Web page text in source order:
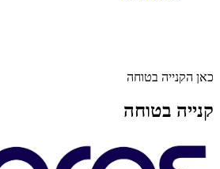
כאן הקנייה בטוחה
קנייה בטוחה